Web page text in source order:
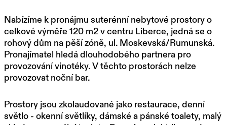
Nabízíme k pronájmu suterénní nebytové prostory o
celkové výměře 120 m2 v centru Liberce, jedná se o
rohový dům na pěší zóně, ul. Moskevská/Rumunská.
Pronajímatel hledá dlouhodobého partnera pro
provozování vinotéky. V těchto prostorách nelze
provozovat noční bar.
Prostory jsou zkolaudované jako restaurace, denní
světlo - okenní světlíky, dámské a pánské toalety, malý